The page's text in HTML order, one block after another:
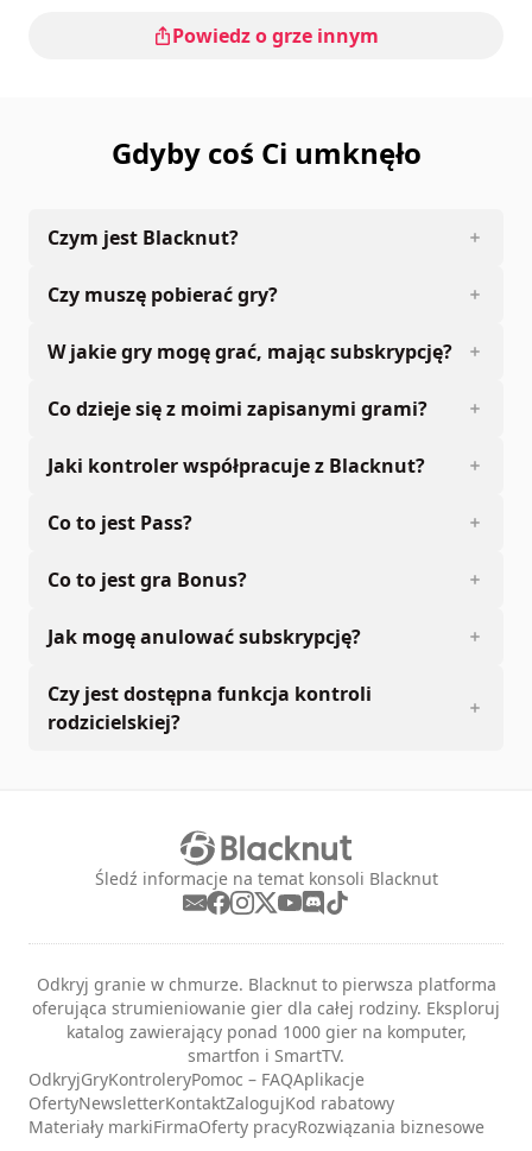
Poziom trudności: średni
Powiedz o grze innym
Gdyby coś Ci umknęło
Czym jest Blacknut?
Czy muszę pobierać gry?
W jakie gry mogę grać, mając subskrypcję?
Co dzieje się z moimi zapisanymi grami?
Jaki kontroler współpracuje z Blacknut?
Co to jest Pass?
Co to jest gra Bonus?
Jak mogę anulować subskrypcję?
Czy jest dostępna funkcja kontroli
rodzicielskiej?
Śledź informacje na temat konsoli Blacknut
Odkryj granie w chmurze. Blacknut to pierwsza platforma
oferująca strumieniowanie gier dla całej rodziny. Eksploruj
katalog zawierający ponad 1000 gier na komputer,
smartfon i SmartTV.
OdkryjGryKontroleryPomoc – FAQAplikacje
OfertyNewsletterKontaktZalogujKod rabatowy
Materiały markiFirmaOferty pracyRozwiązania biznesowe